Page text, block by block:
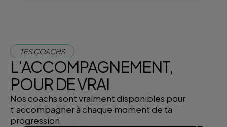
TES COACHS
L’ACCOMPAGNEMENT,
POUR DE VRAI
Nos coachs sont vraiment disponibles pour
t'accompagner à chaque moment de ta
progression